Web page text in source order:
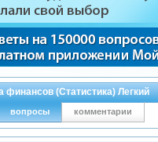
финансов (Статистика) Легкий
вопросы комментарии